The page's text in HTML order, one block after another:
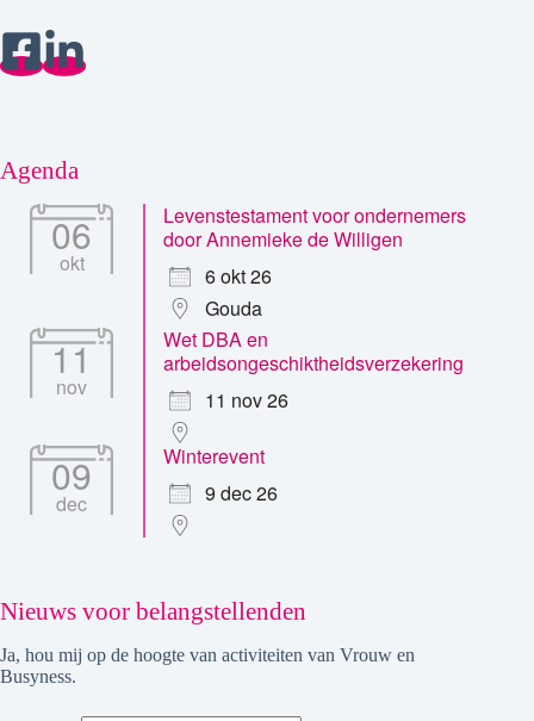
Agenda
06
okt
Levenstestament voor ondernemers
door Annemieke de Willigen
6 okt 26
Gouda
11
nov
Wet DBA en
arbeidsongeschiktheidsverzekering
11 nov 26
09
dec
Winterevent
9 dec 26
Nieuws voor belangstellenden
Ja, hou mij op de hoogte van activiteiten van Vrouw en
Busyness.